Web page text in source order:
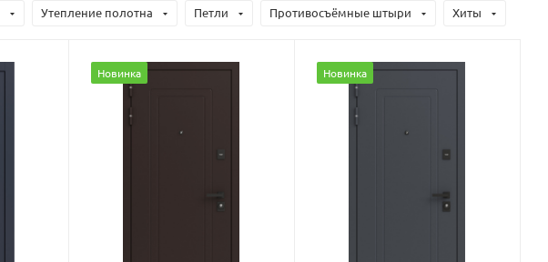
Утепление полотна Петли Противосъёмные штыри Хиты
Новинка Новинка